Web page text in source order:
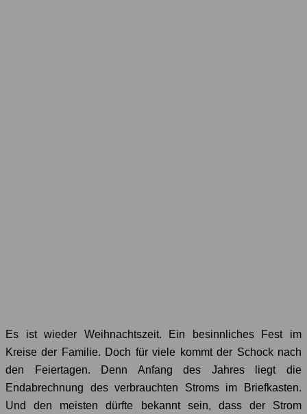
Es ist wieder Weihnachtszeit. Ein besinnliches Fest im
Kreise der Familie. Doch für viele kommt der Schock nach
den Feiertagen. Denn Anfang des Jahres liegt die
Endabrechnung des verbrauchten Stroms im Briefkasten.
Und den meisten dürfte bekannt sein, dass der Strom